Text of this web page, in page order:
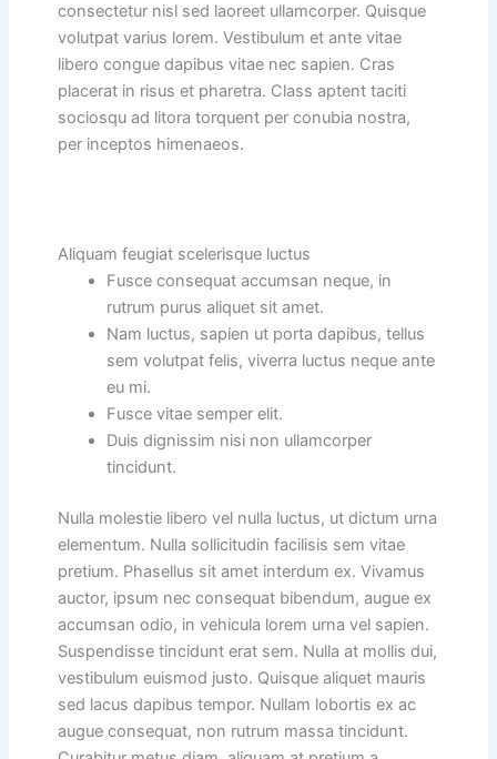
consectetur nisl sed laoreet ullamcorper. Quisque
volutpat varius lorem. Vestibulum et ante vitae
libero congue dapibus vitae nec sapien. Cras
placerat in risus et pharetra. Class aptent taciti
sociosqu ad litora torquent per conubia nostra,
per inceptos himenaeos.
Aliquam feugiat scelerisque luctus
Fusce consequat accumsan neque, in
rutrum purus aliquet sit amet.
Nam luctus, sapien ut porta dapibus, tellus
sem volutpat felis, viverra luctus neque ante
eu mi.
Fusce vitae semper elit.
Duis dignissim nisi non ullamcorper
tincidunt.
Nulla molestie libero vel nulla luctus, ut dictum urna
elementum. Nulla sollicitudin facilisis sem vitae
pretium. Phasellus sit amet interdum ex. Vivamus
auctor, ipsum nec consequat bibendum, augue ex
accumsan odio, in vehicula lorem urna vel sapien.
Suspendisse tincidunt erat sem. Nulla at mollis dui,
vestibulum euismod justo. Quisque aliquet mauris
sed lacus dapibus tempor. Nullam lobortis ex ac
augue consequat, non rutrum massa tincidunt.